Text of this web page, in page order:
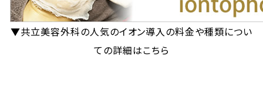
▼共立美容外科の人気のイオン導入の料金や種類につい
ての詳細はこちら